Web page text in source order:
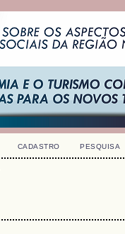
CADASTRO PESQUISA